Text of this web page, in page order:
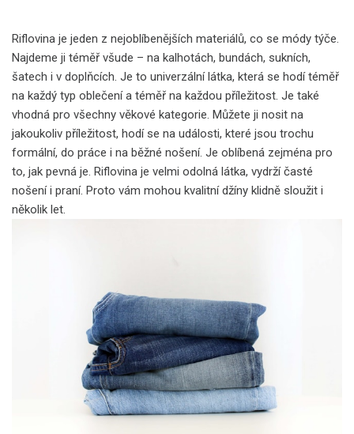
Riflovina je jeden z nejoblíbenějších materiálů, co se módy týče.
Najdeme ji téměř všude – na kalhotách, bundách, sukních,
šatech i v doplňcích. Je to univerzální látka, která se hodí téměř
na každý typ oblečení a téměř na každou příležitost. Je také
vhodná pro všechny věkové kategorie. Můžete ji nosit na
jakoukoliv příležitost, hodí se na události, které jsou trochu
formální, do práce i na běžné nošení. Je oblíbená zejména pro
to, jak pevná je. Riflovina je velmi odolná látka, vydrží časté
nošení i praní. Proto vám mohou kvalitní džíny klidně sloužit i
několik let.